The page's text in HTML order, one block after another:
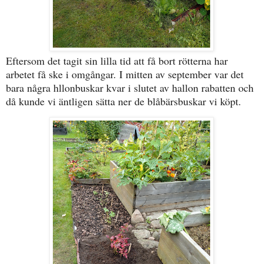
Eftersom det tagit sin lilla tid att få bort rötterna har
arbetet få ske i omgångar. I mitten av september var det
bara några hllonbuskar kvar i slutet av hallon rabatten och
då kunde vi äntligen sätta ner de blåbärsbuskar vi köpt.